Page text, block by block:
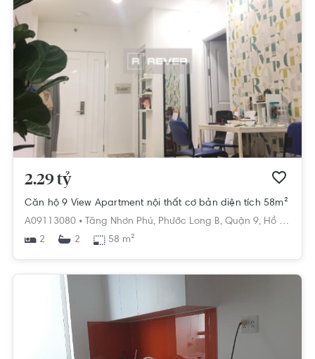
2.29 tỷ
Căn hộ 9 View Apartment nội thất cơ bản diện tích 58m²
A09113080 •
Tăng Nhơn Phú, Phước Long B, Quận 9, Hồ Chí Minh
2
2 58 m²